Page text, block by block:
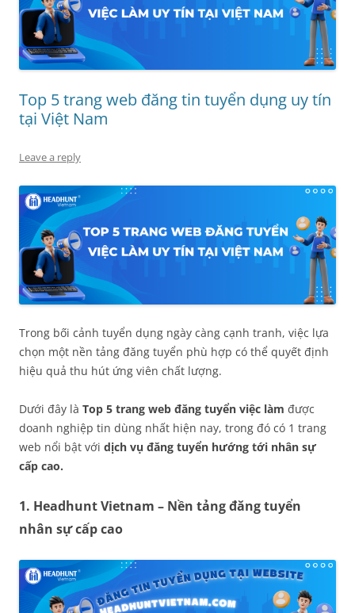
Top 5 trang web đăng tin tuyển dụng uy tín
tại Việt Nam
Leave a reply
Trong bối cảnh tuyển dụng ngày càng cạnh tranh, việc lựa
chọn một nền tảng đăng tuyển phù hợp có thể quyết định
hiệu quả thu hút ứng viên chất lượng.
Dưới đây là Top 5 trang web đăng tuyển việc làm được
doanh nghiệp tin dùng nhất hiện nay, trong đó có 1 trang
web nổi bật với dịch vụ đăng tuyển hướng tới nhân sự
cấp cao.
1. Headhunt Vietnam – Nền tảng đăng tuyển
nhân sự cấp cao